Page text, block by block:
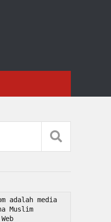
adalah media
Muslim